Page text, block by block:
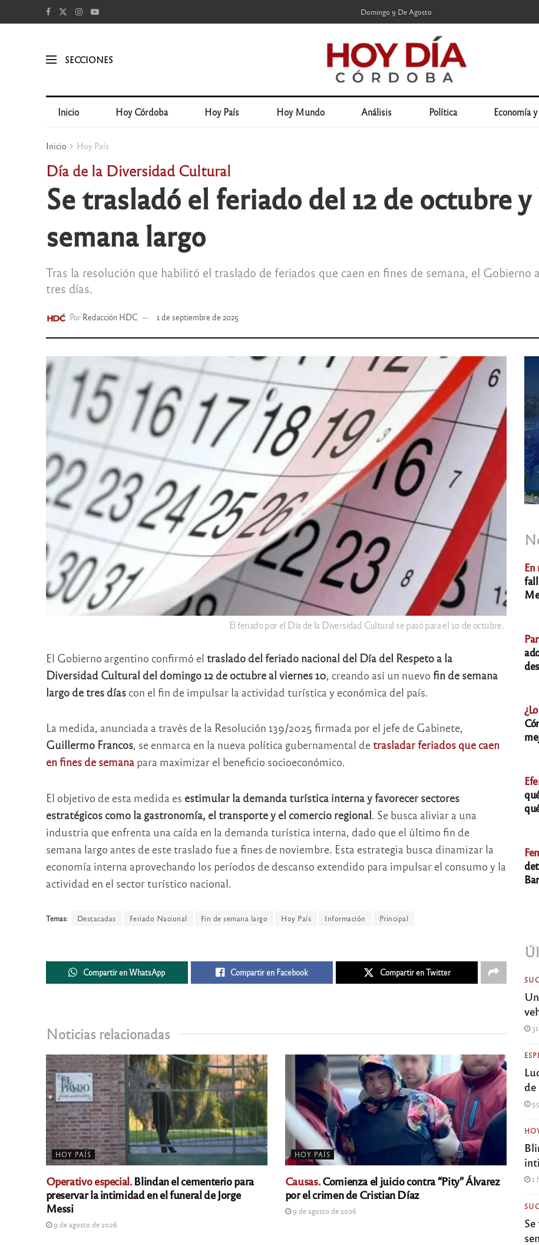
Domingo 9 De Agosto
SECCIONES
Inicio Hoy Córdoba Hoy País Hoy Mundo Análisis Política Economía
Inicio Hoy País
Día de la Diversidad Cultural
Se trasladó el feriado del 12 de octubre
semana largo
Tras la resolución que habilitó el traslado de feriados que caen en fines de semana, el Gobierno
tres días.
Por Redacción HDC 1 de septiembre de 2025
El feriado por el Día de la Diversidad Cultural se pasó para el 10 de octubre.
El Gobierno argentino confirmó el traslado del feriado nacional del Día del Respeto a la
Diversidad Cultural del domingo 12 de octubre al viernes 10, creando así un nuevo fin de semana
largo de tres díascon el fin de impulsar la actividad turística y económica del país.
La medida, anunciada a través de la Resolución 139/2025 firmada por el jefe de Gabinete,
Guillermo Francos, se enmarca en la nueva política gubernamental detrasladar feriados que caen
en fines de semanapara maximizar el beneficio socioeconómico.
El objetivo de esta medida es estimular la demanda turística interna y favorecer sectores
estratégicos como la gastronomía, el transporte y el comercio regional. Se busca aliviar a una
industria que enfrenta una caída en la demanda turística interna, dado que el último fin de
semana largo antes de este traslado fue a fines de noviembre. Esta estrategia busca dinamizar la
economía interna aprovechando los períodos de descanso extendido para impulsar el consumo y la
actividad en el sector turístico nacional.
Temas: Destacadas Feriado Nacional Fin de semana largo Hoy País Información Principal
Compartir en WhatsApp Compartir en Facebook Compartir en Twitter
Noticias relacionadas
HOY PAÍS
Operativo especial.Blindan el cementerio para
preservar la intimidad en el funeral de Jorge
Messi
9 de agosto de 2026
HOY PAÍS
Causas.Comienza el juicio contra “Pity” Álvarez
por el crimen de Cristian Díaz
9 de agosto de 2026
En
de
1